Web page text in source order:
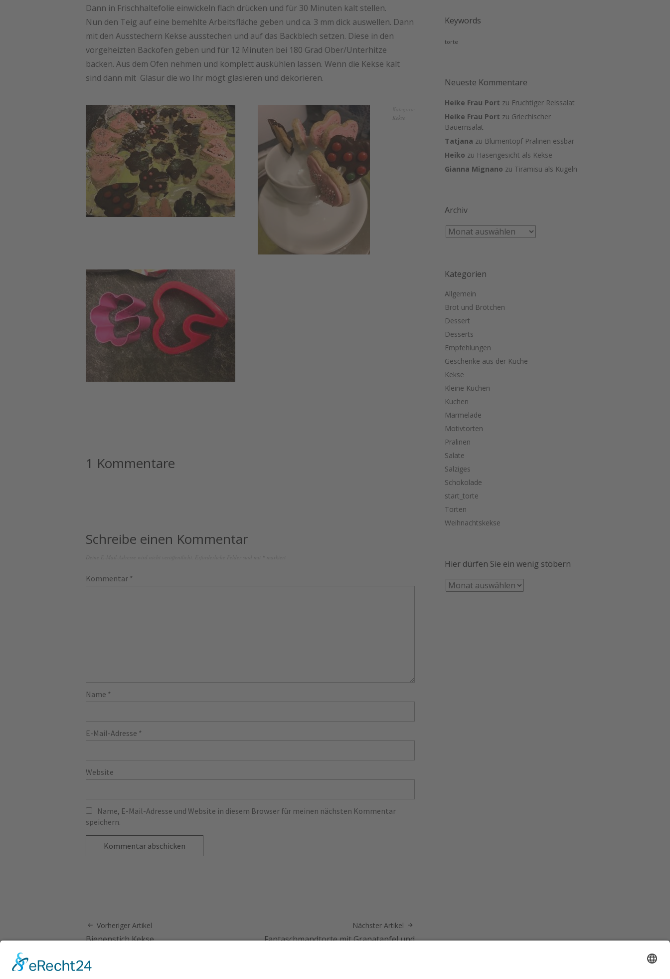
Dann in Frischhaltefolie einwickeln flach drücken und für 30 Minuten kalt stellen.
Nun den Teig auf eine bemehlte Arbeitsfläche geben und ca. 3 mm dick auswellen. Dann
mit den Ausstechern Kekse ausstechen und auf das Backblech setzen. Diese in den
vorgeheizten Backofen geben und für 12 Minuten bei 180 Grad Ober/Unterhitze
backen. Aus dem Ofen nehmen und komplett auskühlen lassen. Wenn die Kekse kalt
sind dann mit Glasur die wo Ihr mögt glasieren und dekorieren.
Kekse
1 Kommentare
Schreibe einen Kommentar
*
Kommentar *
Name *
E-Mail-Adresse *
Website
Name, E-Mail-Adresse und Website in diesem Browser für meinen nächsten Kommentar
speichern.
Vorheriger Artikel
Bienenstich Kekse
Nächster Artikel
Fantaschmandtorte mit Granatapfel und
Keywords
torte
Neueste Kommentare
Heike Frau Port zu Fruchtiger Reissalat
Heike Frau Port zu Griechischer
Bauernsalat
Tatjana zu Blumentopf Pralinen essbar
Heiko zu Hasengesicht als Kekse
Gianna Mignano zu Tiramisu als Kugeln
Archiv
Kategorien
Allgemein
Brot und Brötchen
Dessert
Desserts
Empfehlungen
Geschenke aus der Küche
Kekse
Kleine Kuchen
Kuchen
Marmelade
Motivtorten
Pralinen
Salate
Salziges
Schokolade
start_torte
Torten
Weihnachtskekse
Hier dürfen Sie ein wenig stöbern